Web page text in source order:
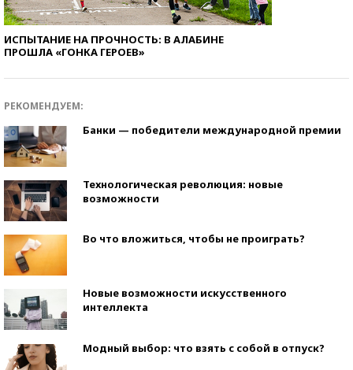
ИСПЫТАНИЕ НА ПРОЧНОСТЬ: В АЛАБИНЕ
ПРОШЛА «ГОНКА ГЕРОЕВ»
РЕКОМЕНДУЕМ:
Банки — победители международной премии
Технологическая революция: новые
возможности
Во что вложиться, чтобы не проиграть?
Новые возможности искусственного
интеллекта
Модный выбор: что взять с собой в отпуск?